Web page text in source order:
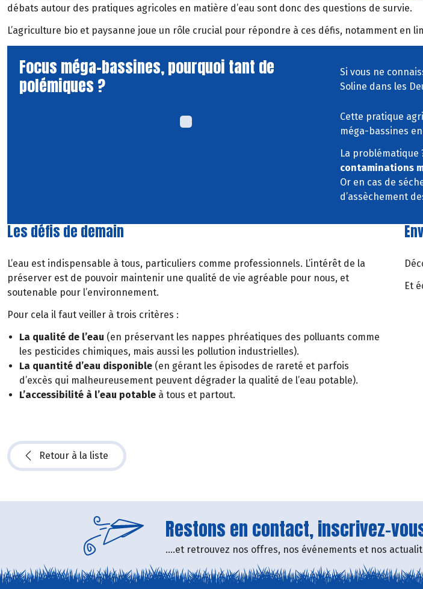
débats autour des pratiques agricoles en matière d’eau sont donc des questions de survie.
L’agriculture bio et paysanne joue un rôle crucial pour répondre à ces défis, notamment
Focus méga-bassines, pourquoi tant de
polémiques ?
Si vous ne
Soline dans les
Cette pratique
méga-bassines
La problématique
contaminations
Or en cas de
d’assèchement
Les défis de demain
L’eau est indispensable à tous, particuliers comme professionnels. L’intérêt de la
préserver est de pouvoir maintenir une qualité de vie agréable pour nous, et
soutenable pour l’environnement.
Pour cela il faut veiller à trois critères :
La qualité de l’eau (en préservant les nappes phréatiques des polluants comme
les pesticides chimiques, mais aussi les pollution industrielles).
La quantité d’eau disponible (en gérant les épisodes de rareté et parfois
d’excès qui malheureusement peuvent dégrader la qualité de l’eau potable).
L’accessibilité à l’eau potable à tous et partout.
Et
Retour à la liste
Restons en contact, inscrivez-
....et retrouvez nos offres, nos événements et nos